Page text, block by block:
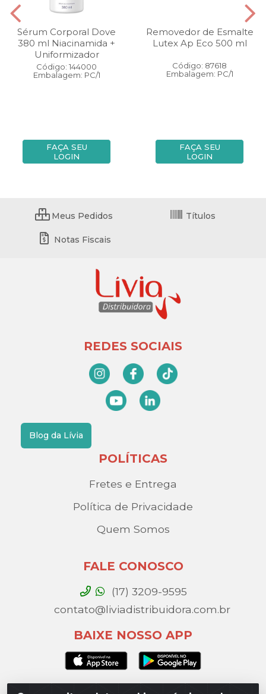
Sérum Corporal Dove
380 ml Niacinamida +
Uniformizador
Código: 144000
Embalagem: PC/1
FAÇA SEU
LOGIN
Removedor de Esmalte
Lutex Ap Eco 500 ml
Código: 87618
Embalagem: PC/1
FAÇA SEU
LOGIN
Meus Pedidos Títulos
Notas Fiscais
REDES SOCIAIS
Blog da Lívia
POLÍTICAS
Fretes e Entrega
Política de Privacidade
Quem Somos
FALE CONOSCO
(17) 3209-9595
contato@liviadistribuidora.com.br
BAIXE NOSSO APP